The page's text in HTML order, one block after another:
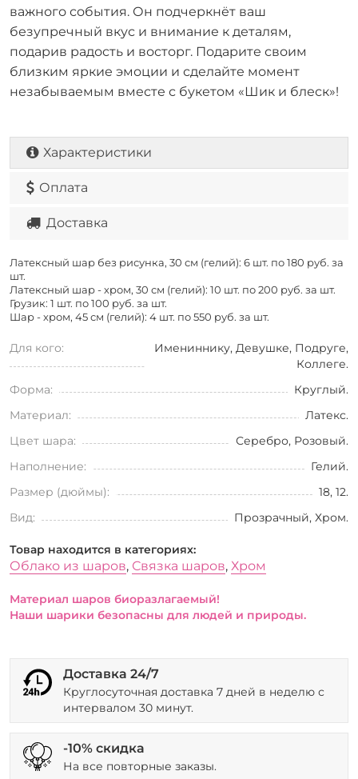
важного события. Он подчеркнёт ваш
безупречный вкус и внимание к деталям,
подарив радость и восторг. Подарите своим
близким яркие эмоции и сделайте момент
незабываемым вместе с букетом «Шик и блеск»!
Характеристики
Оплата
Доставка
Латексный шар без рисунка, 30 см (гелий): 6 шт. по 180 руб. за
шт.
Латексный шар - хром, 30 см (гелий): 10 шт. по 200 руб. за шт.
Грузик: 1 шт. по 100 руб. за шт.
Шар - хром, 45 см (гелий): 4 шт. по 550 руб. за шт.
Для кого:
Имениннику, Девушке, Подруге,
Коллеге.
Форма:
Круглый.
Материал:
Латекс.
Цвет шара:
Серебро, Розовый.
Наполнение:
Гелий.
Размер (дюймы):
18, 12.
Вид:
Прозрачный, Хром.
Товар находится в категориях:
Облако из шаров, Связка шаров, Хром
Материал шаров биоразлагаемый!
Наши шарики безопасны для людей и природы.
Доставка 24/7
Круглосуточная доставка 7 дней в неделю с
интервалом 30 минут.
-10% скидка
На все повторные заказы.